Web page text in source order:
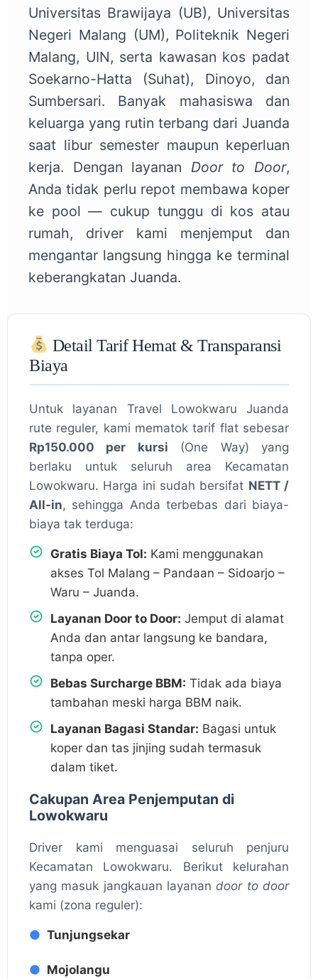
Universitas Brawijaya (UB), Universitas
Negeri Malang (UM), Politeknik Negeri
Malang, UIN, serta kawasan kos padat
Soekarno-Hatta (Suhat), Dinoyo, dan
Sumbersari. Banyak mahasiswa dan
keluarga yang rutin terbang dari Juanda
saat libur semester maupun keperluan
kerja. Dengan layanan Door to Door,
Anda tidak perlu repot membawa koper
ke pool — cukup tunggu di kos atau
rumah, driver kami menjemput dan
mengantar langsung hingga ke terminal
keberangkatan Juanda.
Detail Tarif Hemat & Transparansi
Biaya
Untuk layanan Travel Lowokwaru Juanda
rute reguler, kami mematok tarif flat sebesar
Rp150.000 per kursi (One Way) yang
berlaku untuk seluruh area Kecamatan
Lowokwaru. Harga ini sudah bersifat NETT /
All-in, sehingga Anda terbebas dari biaya-
biaya tak terduga:
Gratis Biaya Tol: Kami menggunakan
akses Tol Malang – Pandaan – Sidoarjo –
Waru – Juanda.
Layanan Door to Door: Jemput di alamat
Anda dan antar langsung ke bandara,
tanpa oper.
Bebas Surcharge BBM: Tidak ada biaya
tambahan meski harga BBM naik.
Layanan Bagasi Standar: Bagasi untuk
koper dan tas jinjing sudah termasuk
dalam tiket.
Cakupan Area Penjemputan di
Lowokwaru
Driver kami menguasai seluruh penjuru
Kecamatan Lowokwaru. Berikut kelurahan
yang masuk jangkauan layanandoor to door
kami (zona reguler):
Tunjungsekar
Mojolangu